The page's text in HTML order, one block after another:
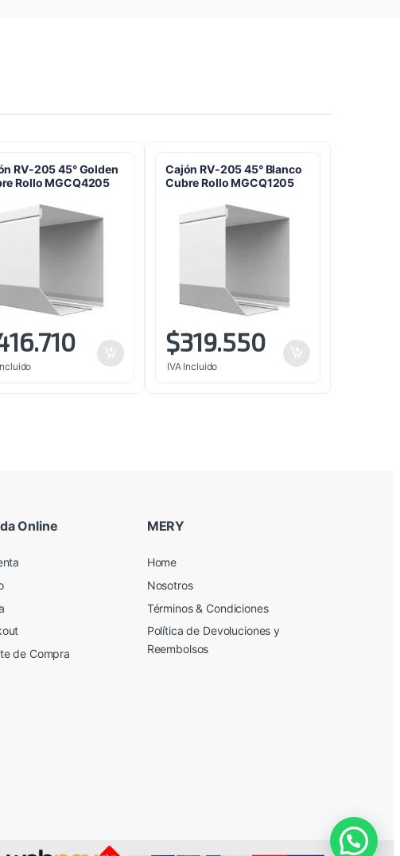
RV-205 45° Golden
Rollo MGCQ4205
Cajón RV-205 45° Blanco
Cubre Rollo MGCQ1205
$319.550
IVA Incluido
Online
de Compra
MERY
Home
Nosotros
Términos & Condiciones
Política de Devoluciones y
Reembolsos